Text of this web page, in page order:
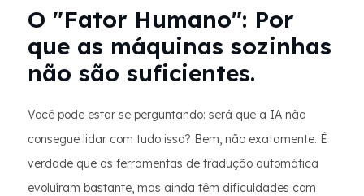
O "Fator Humano": Por
que as máquinas sozinhas
não são suficientes.
Você pode estar se perguntando: será que a IA não
consegue lidar com tudo isso? Bem, não exatamente. É
verdade que as ferramentas de tradução automática
evoluíram bastante, mas ainda têm dificuldades com